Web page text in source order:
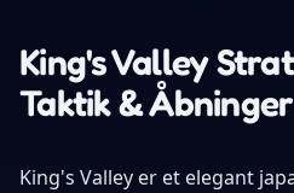
King's Valley
Taktik & Åbninger
King's Valley er et elegant